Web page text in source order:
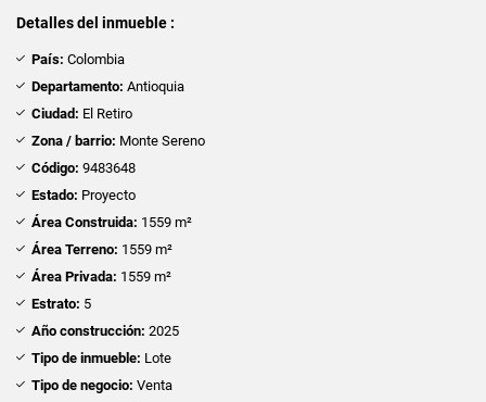
Detalles del inmueble :
País: Colombia
Departamento: Antioquia
Ciudad: El Retiro
Zona / barrio: Monte Sereno
Código: 9483648
Estado: Proyecto
Área Construida: 1559 m²
Área Terreno: 1559 m²
Área Privada: 1559 m²
Estrato: 5
Año construcción: 2025
Tipo de inmueble: Lote
Tipo de negocio: Venta